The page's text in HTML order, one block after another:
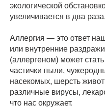
экологической
увеличивается в два раза.
Аллергия — это ответ
или внутренние
(аллергеном) может
частички пыли,
насекомых, шерсть
различные вирусы,
что нас окружает.